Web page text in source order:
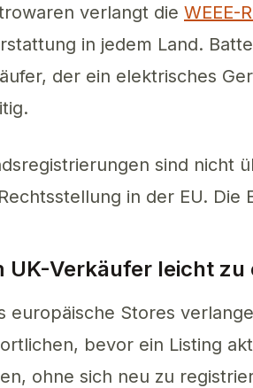
verlangt die WEEE-
in jedem Land.
der ein elektrisches
sind nicht
in der EU.
UK-Verkäufer leicht zu
europäische Stores
bevor ein Listing
ohne sich neu zu